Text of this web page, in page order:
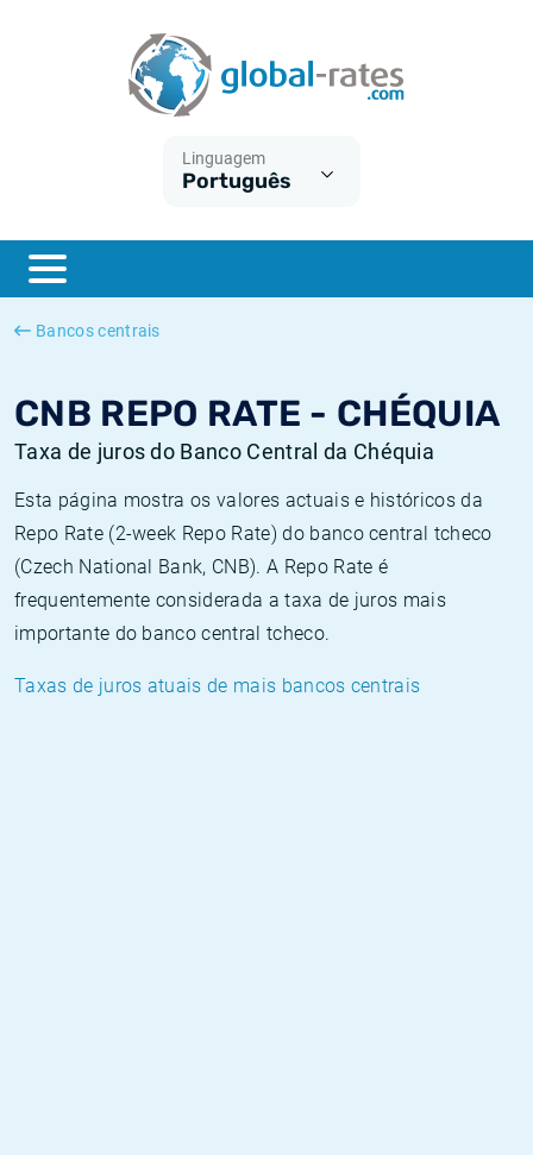
Linguagem
Português
Bancos centrais
CNB REPO RATE - CHÉQUIA
Taxa de juros do Banco Central da Chéquia
Esta página mostra os valores actuais e históricos da
Repo Rate (2-week Repo Rate) do banco central tcheco
(Czech National Bank, CNB). A Repo Rate é
frequentemente considerada a taxa de juros mais
importante do banco central tcheco.
Taxas de juros atuais de mais bancos centrais
ESTER
SONIA
O que é a inflação do IPC?
O que é a inflação do IHPC?
Inflação Estados Unidos
Inflação Europa
Taxas Euribor históricas
Taxas ESTER históricas
Taxas SONIA históricas
Taxas TONAR históricas
Calculadora de inflação